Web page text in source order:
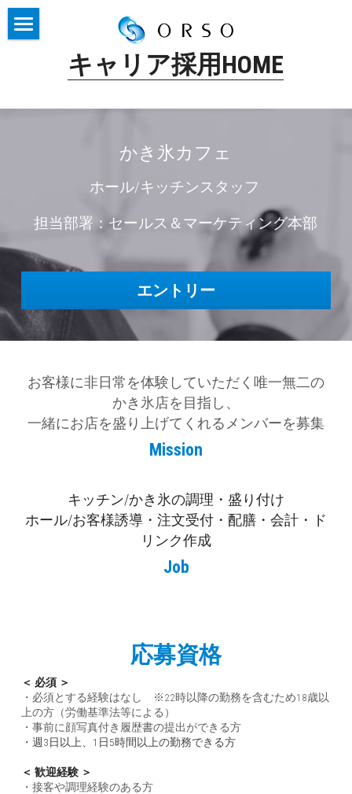
キャリア採用HOME
2D Character Designer
かき氷カフェ ホール/キッチンスタッフ
かき氷カフェ
ホール/キッチンスタッフ
担当部署：セールス＆マーケティング本部
エントリー
お客様に非日常を体験していただく唯一無二の
かき氷店を目指し、
一緒にお店を盛り上げてくれるメンバーを募集
Mission
キッチン/かき氷の調理・盛り付け
ホール/お客様誘導・注文受付・配膳・会計・ド
リンク作成
Job
応募資格
＜ 必須 ＞
・必須とする経験はなし　※22時以降の勤務を含むため18歳以
上の方（労働基準法等による）
・事前に顔写真付き履歴書の提出ができる方
・週3日以上、1日5時間以上の勤務できる方
＜ 歓迎経験 ＞
・接客や調理経験のある方